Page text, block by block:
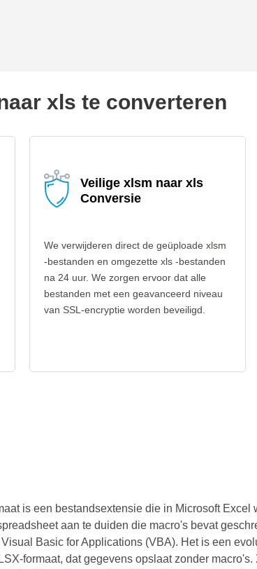
xls te converteren
Veilige xlsm naar xls
Conversie
We verwijderen direct de geüploade xlsm
-bestanden en omgezette xls -bestanden
na 24 uur. We zorgen ervoor dat alle
bestanden met een geavanceerd niveau
van SSL-encryptie worden beveiligd.
is een bestandsextensie die in Microsoft Excel
aan te duiden die macro's bevat
Basic for Applications (VBA). Het is een
formaat, dat gegevens opslaat zonder macro's.